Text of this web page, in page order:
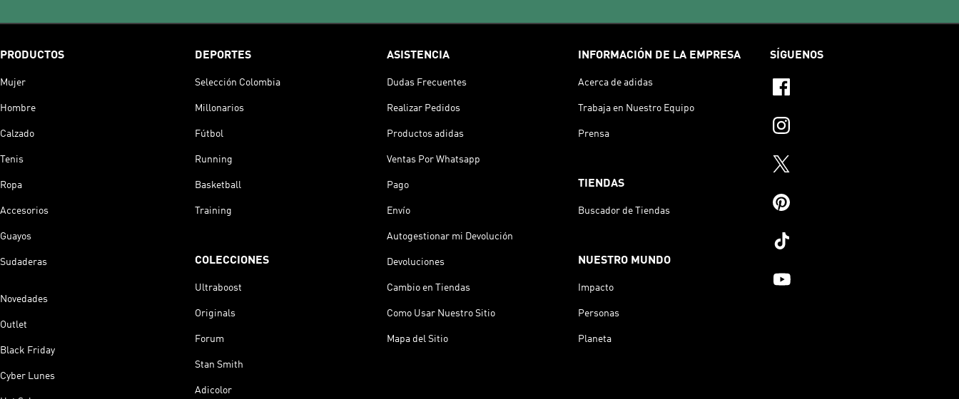
PRODUCTOS
Mujer
Hombre
Calzado
Tenis
Ropa
Accesorios
Guayos
Sudaderas
Novedades
Outlet
Black Friday
Cyber Lunes
DEPORTES
Selección Colombia
Millonarios
Fútbol
Running
Basketball
Training
COLECCIONES
Ultraboost
Originals
Forum
Stan Smith
Adicolor
ASISTENCIA
Dudas Frecuentes
Realizar Pedidos
Productos adidas
Ventas Por Whatsapp
Pago
Envío
Autogestionar mi Devolución
Devoluciones
Cambio en Tiendas
Como Usar Nuestro Sitio
Mapa del Sitio
INFORMACIÓN DE LA EMPRESA
Acerca de adidas
Trabaja en Nuestro Equipo
Prensa
TIENDAS
Buscador de Tiendas
NUESTRO MUNDO
Impacto
Personas
Planeta
SÍGUENOS